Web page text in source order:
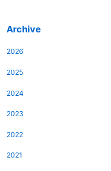
Archive
2026
2025
2024
2023
2022
2021